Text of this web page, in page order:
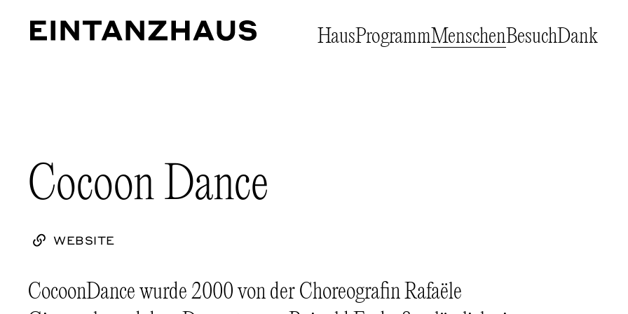
EinTanzHaus e.V.
HausProgrammMenschenBesuchDank
Cocoon Dance
WEBSITE
CocoonDance wurde 2000 von der Choreografin Rafaële